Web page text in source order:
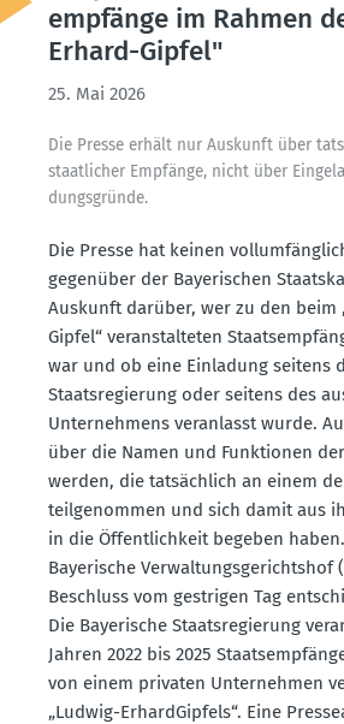
emp­fänge im Rahmen
Erhard-Gipfel"
25. Mai 2026
Die Presse erhält nur Auskunft über
staat­licher Empfänge, nicht über
dungs­gründe.
Die Presse hat keinen
gegenüber der Bayeri­schen
Auskunft darüber, wer zu den beim
Gipfel“ veran­stal­teten
war und ob eine Einladung seitens
Staats­re­gierung oder seitens des
Unter­nehmens veran­lasst wurde.
über die Namen und Funktionen
werden, die tatsächlich an einem
teilge­nommen und sich damit aus
in die Öffent­lichkeit begeben
Bayerische Verwal­tungs­ge­richtshof
Beschluss vom gestrigen Tag
Die Bayerische Staats­re­gierung
Jahren 2022 bis 2025
von einem privaten Unter­nehmen
„Ludwig-Erhard­Gipfels“. Eine